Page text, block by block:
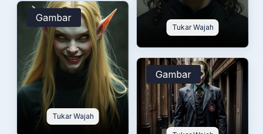
Gambar
Tukar Wajah
Tukar Wajah
Gambar